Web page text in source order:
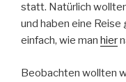
statt. Natürlich
und haben eine
einfach, wie man hier
Beobachten wollten